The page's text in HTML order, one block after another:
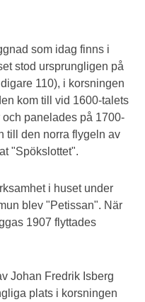
som idag finns i
stod ursprungligen på
110), i korsningen
kom till vid 1600-talets
panelades på 1700-
till den norra flygeln av
"Spökslottet".
i huset under
blev "Petissan". När
1907 flyttades
Johan Fredrik Isberg
plats i korsningen